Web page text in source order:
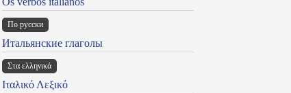
По русски
Итальянские глаголы
Στα ελληνικά
Ιταλικό Λεξικό